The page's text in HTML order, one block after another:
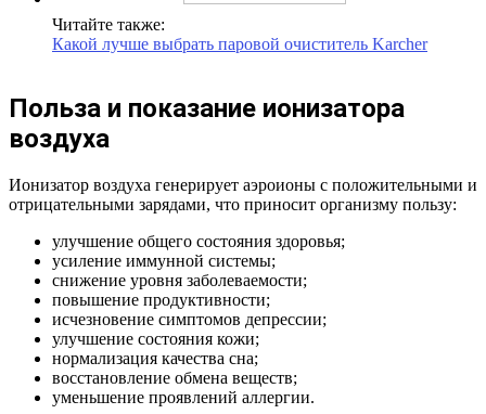
Читайте также:
Какой лучше выбрать паровой очиститель Karcher
Польза и показание ионизатора
воздуха
Ионизатор воздуха генерирует аэроионы с положительными и
отрицательными зарядами, что приносит организму пользу:
улучшение общего состояния здоровья;
усиление иммунной системы;
снижение уровня заболеваемости;
повышение продуктивности;
исчезновение симптомов депрессии;
улучшение состояния кожи;
нормализация качества сна;
восстановление обмена веществ;
уменьшение проявлений аллергии.